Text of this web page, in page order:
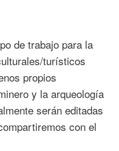
de trabajo para la
turísticos
propios
y la arqueología
serán editadas
con el